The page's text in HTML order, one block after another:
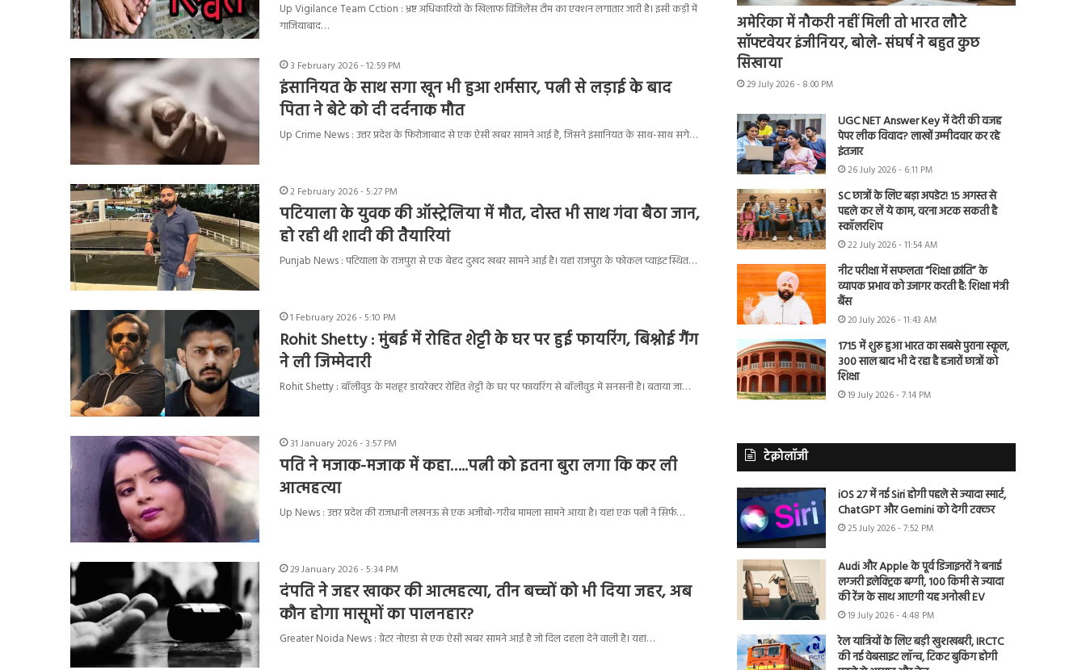
Up Vigilance Team Cction : भ्रष्ट अधिकारियों के खिलाफ विजिलेंस टीम का एक्शन लगातार जारी है। इसी कड़ी में
गाजियाबाद…
3 February 2026 - 12:59 PM
इंसानियत के साथ सगा खून भी हुआ शर्मसार, पत्नी से लड़ाई के बाद
पिता ने बेटे को दी दर्दनाक मौत
Up Crime News : उत्तर प्रदेश के फिरोजाबाद से एक ऐसी खबर सामने आई है, जिसने इंसानियत के साथ-साथ सगे…
2 February 2026 - 5:27 PM
पटियाला के युवक की ऑस्ट्रेलिया में मौत, दोस्त भी साथ गंवा बैठा जान,
हो रही थी शादी की तैयारियां
Punjab News : पटियाला के राजपुरा से एक बेहद दुखद खबर सामने आई है। यहां राजपुरा के फोकल प्वाइंट स्थित…
1 February 2026 - 5:10 PM
Rohit Shetty : मुंबई में रोहित शेट्टी के घर पर हुई फायरिंग, बिश्नोई गैंग
ने ली जिम्मेदारी
Rohit Shetty : बॉलीवुड के मशहूर डायरेक्टर रोहित शेट्टी के घर पर फायरिंग से बॉलीवुड में सनसनी है। बताया जा…
31 January 2026 - 3:57 PM
पति ने मजाक-मजाक में कहा…..पत्नी को इतना बुरा लगा कि कर ली
आत्महत्या
Up News : उत्तर प्रदेश की राजधानी लखनऊ से एक अजीबो-गरीब मामला सामने आया है। यहां एक पत्नी ने सिर्फ…
29 January 2026 - 5:34 PM
दंपति ने जहर खाकर की आत्महत्या, तीन बच्चों को भी दिया जहर, अब
कौन होगा मासूमों का पालनहार?
Greater Noida News : ग्रेटर नोएडा से एक ऐसी खबर सामने आई है जो दिल दहला देने वाली है। यहां…
अमेरिका में नौकरी नहीं मिली तो भारत लौटे
सॉफ्टवेयर इंजीनियर, बोले- संघर्ष ने बहुत कुछ
सिखाया
29 July 2026 - 8:00 PM
UGC NET Answer Key में देरी की वजह
पेपर लीक विवाद? लाखों उम्मीदवार कर रहे
इंतजार
26 July 2026 - 6:11 PM
SC छात्रों के लिए बड़ा अपडेट! 15 अगस्त से
पहले कर लें ये काम, वरना अटक सकती है
स्कॉलरशिप
22 July 2026 - 11:54 AM
नीट परीक्षा में सफलता “शिक्षा क्रांति” के
व्यापक प्रभाव को उजागर करती है: शिक्षा मंत्री
बैंस
20 July 2026 - 11:43 AM
1715 में शुरू हुआ भारत का सबसे पुराना स्कूल,
300 साल बाद भी दे रहा है हजारों छात्रों को
शिक्षा
19 July 2026 - 7:14 PM
टेक्नोलॉजी
iOS 27 में नई Siri होगी पहले से ज्यादा स्मार्ट,
ChatGPT और Gemini को देगी टक्कर
25 July 2026 - 7:52 PM
Audi और Apple के पूर्व डिजाइनरों ने बनाई
लग्जरी इलेक्ट्रिक बग्गी, 100 किमी से ज्यादा
की रेंज के साथ आएगी यह अनोखी EV
19 July 2026 - 4:48 PM
रेल यात्रियों के लिए बड़ी खुशखबरी, IRCTC
की नई वेबसाइट लॉन्च, टिकट बुकिंग होगी